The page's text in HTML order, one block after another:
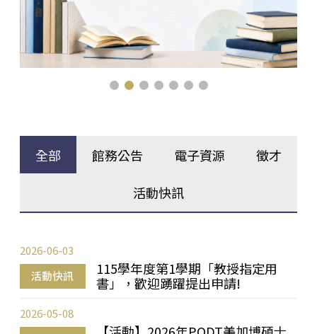
全部 館務公告 電子資源 徵才
活動快訊
活動快訊
115學年度第1學期「教授指定用
書」，歡迎踴躍提出申請!
2026-06-03
2026-05-08